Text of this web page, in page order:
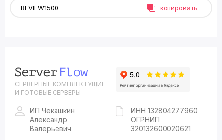
копировать
СЕРВЕРНЫЕ КОМПЛЕКТУЩИЕ
И ГОТОВЫЕ СЕРВЕРЫ
ИП Чекашкин
Александр
Валерьевич
ИНН 132804277960
ОГРНИП
320132600020621